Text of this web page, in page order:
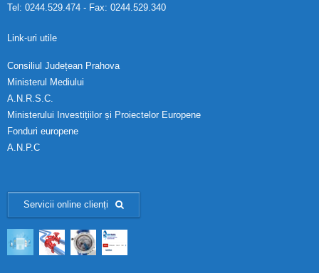
Tel: 0244.529.474 - Fax: 0244.529.340
Link-uri utile
Consiliul Județean Prahova
Ministerul Mediului
A.N.R.S.C.
Ministerului Investițiilor și Proiectelor Europene
Fonduri europene
A.N.P.C
Servicii online clienți